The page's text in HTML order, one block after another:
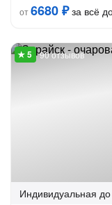
от6680 ₽за всё
90 отзывов
Индивидуальная